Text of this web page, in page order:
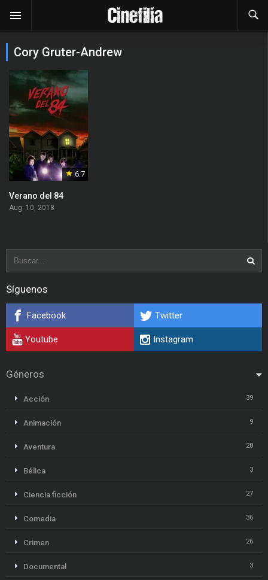
Cory Gruter-Andrew
6.7
Verano del 84
Aug. 10, 2018
Síguenos
Facebook Twitter
Youtube Instagram
Géneros
Acción 39
Animación 9
Aventura 28
Bélica 3
Ciencia ficción 27
Comedia 36
Crimen 26
Documental 3